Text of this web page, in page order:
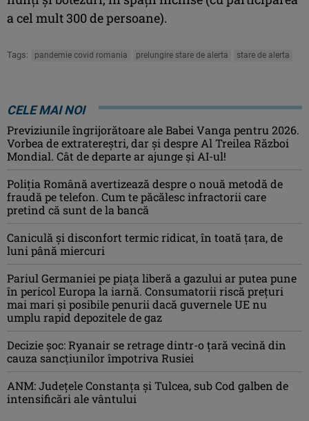
a cel mult 300 de persoane).
Tags: pandemie covid romania prelungire stare de alerta stare de alerta
CELE MAI NOI
Previziunile îngrijorătoare ale Babei Vanga pentru 2026.
Vorbea de extratereștri, dar și despre Al Treilea Război
Mondial. Cât de departe ar ajunge și AI-ul!
Poliția Română avertizează despre o nouă metodă de
fraudă pe telefon. Cum te păcălesc infractorii care
pretind că sunt de la bancă
Caniculă şi disconfort termic ridicat, în toată ţara, de
luni până miercuri
Pariul Germaniei pe piaţa liberă a gazului ar putea pune
în pericol Europa la iarnă. Consumatorii riscă preţuri
mai mari şi posibile penurii dacă guvernele UE nu
umplu rapid depozitele de gaz
Decizie șoc: Ryanair se retrage dintr-o țară vecină din
cauza sancțiunilor împotriva Rusiei
ANM: Judeţele Constanţa şi Tulcea, sub Cod galben de
intensificări ale vântului